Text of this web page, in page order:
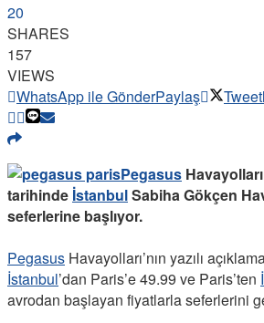
20
SHARES
157
VIEWS
WhatsApp ile GönderPaylaş
Pegasus
tarihinde İstanbulSabiha Gökçen
seferlerine başlıyor.
Pegasus Havayolları’nın yazılı
İstanbul’dan Paris’e 49.99 ve Paris’ten
avrodan başlayan fiyatlarla seferlerini